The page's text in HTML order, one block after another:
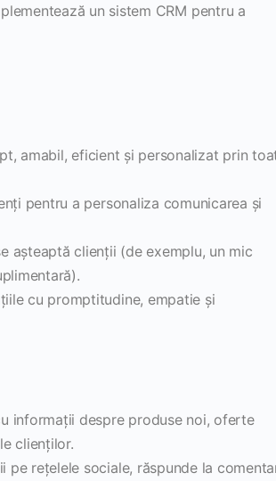
un sistem CRM pentru a
amabil, eficient și personalizat prin
pentru a personaliza comunicarea și
așteaptă clienții (de exemplu, un mic
cu promptitudine, empatie și
informații despre produse noi, oferte
clienților.
pe rețelele sociale, răspunde la